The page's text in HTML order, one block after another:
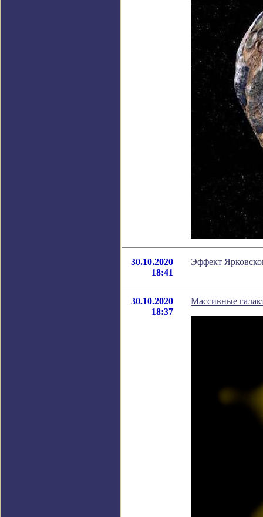
30.10.2020
18:41
Эффект
30.10.2020
18:37
Массивные